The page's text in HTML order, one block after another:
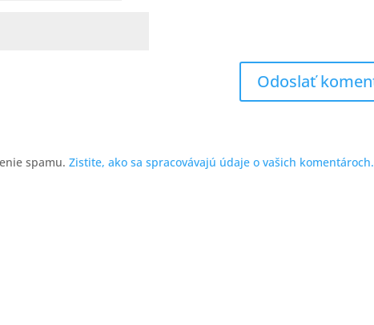
spamu.Zistite, ako sa spracovávajú údaje o vašich komentároch.